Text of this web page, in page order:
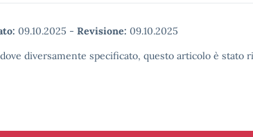
09.10.2025 - Revisione: 09.10.2025
diversamente specificato, questo articolo è